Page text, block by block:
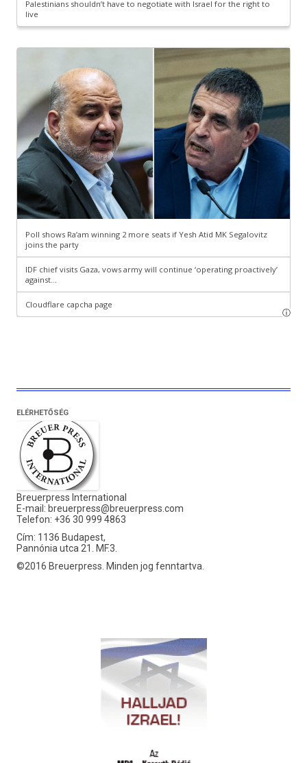
ELÉRHETŐSÉG
Breuerpress International
E-mail: breuerpress@breuerpress.com
Telefon: +36 30 999 4863
Cím: 1136 Budapest,
Pannónia utca 21. MF.3.
©2016 Breuerpress. Minden jog fenntartva.